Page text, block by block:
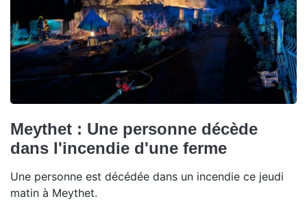
Meythet : Une personne décède
dans l'incendie d'une ferme
Une personne est décédée dans un incendie ce jeudi
matin à Meythet.